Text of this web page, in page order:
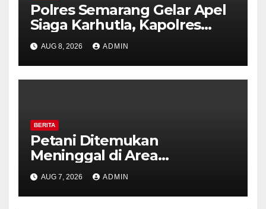
Polres Semarang Gelar Apel
Siaga Karhutla, Kapolres
Tekankan Sinergi dan
Kesiapsiagaan Hadapi Musim
Kemarau.
AUG 8, 2026 ADMIN
BERITA
Petani Ditemukan
Meninggal di Area
Persawahan Kalibeji, Polisi
Pastikan Tidak Ada Tanda
Kekerasan
AUG 7, 2026 ADMIN